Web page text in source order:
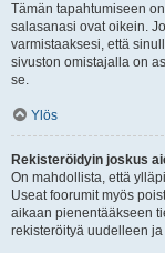
Tämän tapahtumiseen
salasanasi ovat oikein.
varmistaaksesi, että
sivuston omistajalla on
se.
Ylös
Rekisteröidyin joskus
On mahdollista, että
Useat foorumit myös
aikaan pienentääkseen
rekisteröityä uudelleen